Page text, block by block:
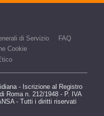
di Servizio
FAQ
Cookie
- Iscrizione al Registro
Roma n. 212/1948 - P. IVA
- Tutti i diritti riservati